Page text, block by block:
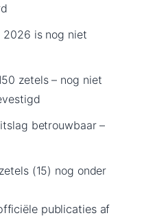
2026 is nog niet
zetels – nog niet
betrouwbaar –
(15) nog onder
publicaties af